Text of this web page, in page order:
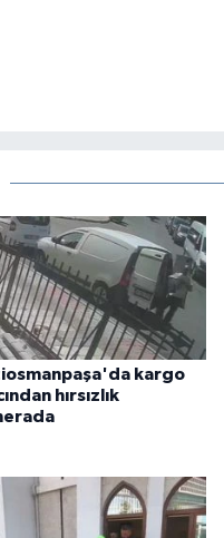
kargo
hırsızlık